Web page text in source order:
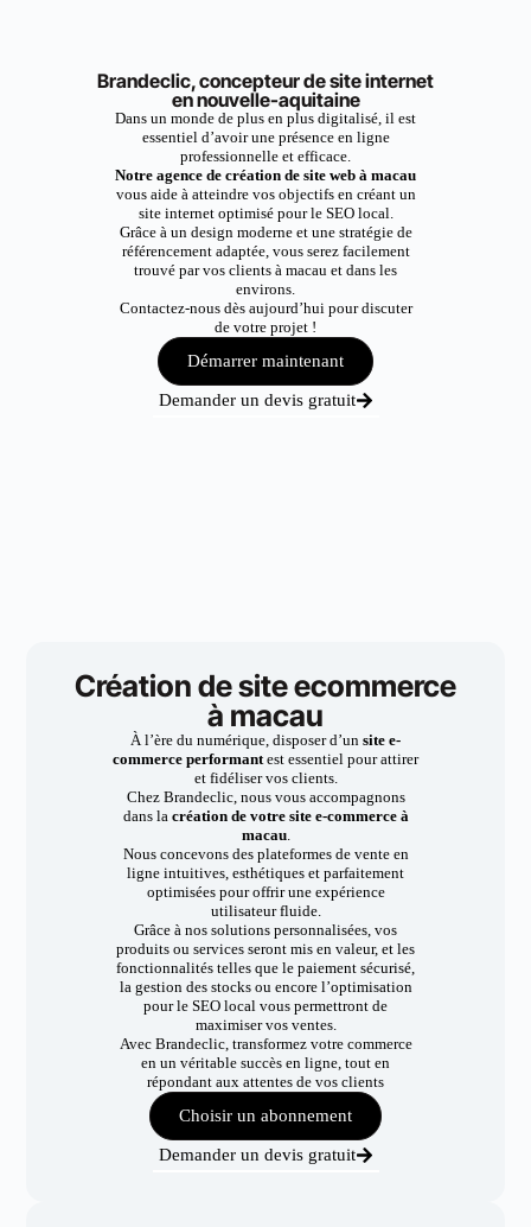
Brandeclic, concepteur de site internet
en nouvelle-aquitaine
Dans un monde de plus en plus digitalisé, il est
essentiel d’avoir une présence en ligne
professionnelle et efficace.
Notre agence de création de site web à macau
vous aide à atteindre vos objectifs en créant un
site internet optimisé pour le SEO local.
Grâce à un design moderne et une stratégie de
référencement adaptée, vous serez facilement
trouvé par vos clients à macau et dans les
environs.
Contactez-nous dès aujourd’hui pour discuter
de votre projet !
Démarrer maintenant
Demander un devis gratuit
Création de site ecommerce
à macau
À l’ère du numérique, disposer d’un site e-
commerce performantest essentiel pour attirer
et fidéliser vos clients.
Chez Brandeclic, nous vous accompagnons
dans la création de votre site e-commerce à
macau.
Nous concevons des plateformes de vente en
ligne intuitives, esthétiques et parfaitement
optimisées pour offrir une expérience
utilisateur fluide.
Grâce à nos solutions personnalisées, vos
produits ou services seront mis en valeur, et les
fonctionnalités telles que le paiement sécurisé,
la gestion des stocks ou encore l’optimisation
pour le SEO local vous permettront de
maximiser vos ventes.
Avec Brandeclic, transformez votre commerce
en un véritable succès en ligne, tout en
répondant aux attentes de vos clients
Choisir un abonnement
Demander un devis gratuit